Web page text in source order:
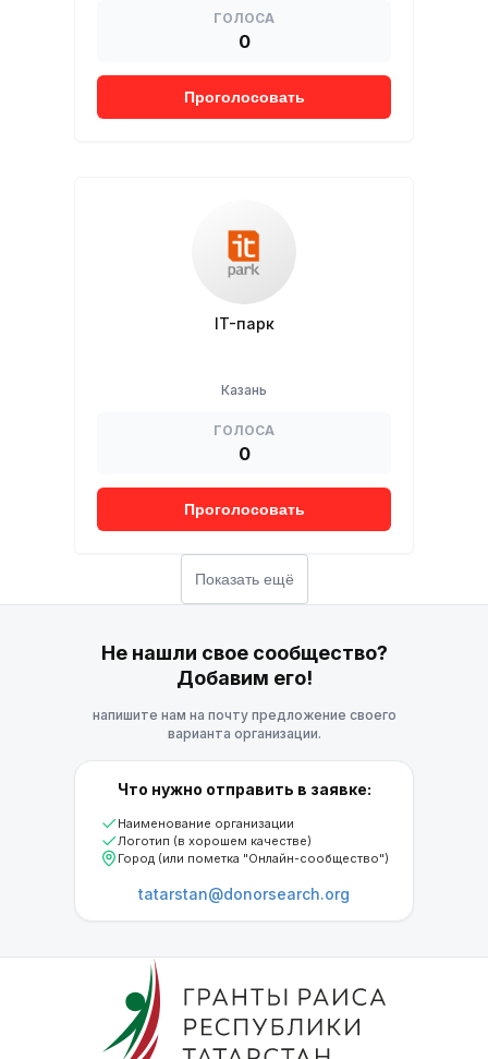
ГОЛОСА
0
Проголосовать
IT-парк
Казань
ГОЛОСА
0
Проголосовать
Показать ещё
Не нашли свое сообщество?
Добавим его!
напишите нам на почту предложение своего
варианта организации.
Что нужно отправить в заявке:
Наименование организации
Логотип (в хорошем качестве)
Город (или пометка "Онлайн-сообщество")
tatarstan@donorsearch.org